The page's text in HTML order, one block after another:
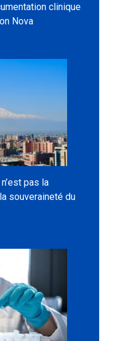
clinique
Nova
pas la
souveraineté du